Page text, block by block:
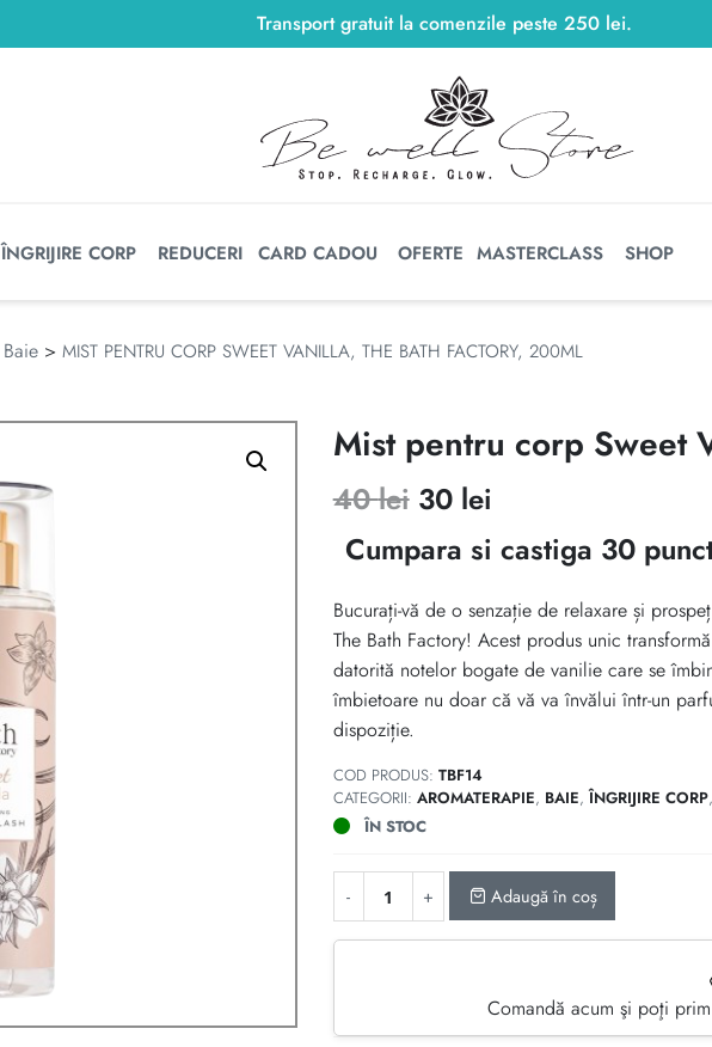
Transport gratuit la comenzile peste 250 lei.
250 lei
ÎNGRIJIRE CORP REDUCERI CARD CADOU OFERTE MASTERCLASS SHOP
Baie > MIST PENTRU CORP SWEET VANILLA, THE BATH FACTORY, 200ML
Mist pentru corp Sweet
40lei Prețul
inițial
fost:
40 lei.
30 lei
curent
30 lei.
Cumpara si castiga 30
Bucurați-vă de o senzație de relaxare și
The Bath Factory! Acest produs unic
datorită notelor bogate de vanilie care se
îmbietoare nu doar că vă va învălui într-un
dispoziție.
COD PRODUS: TBF14
CATEGORII: AROMATERAPIE, BAIE,ÎNGRIJIRE CORP
ÎN STOC
Adaugă în coș
Comandă acum şi poţi